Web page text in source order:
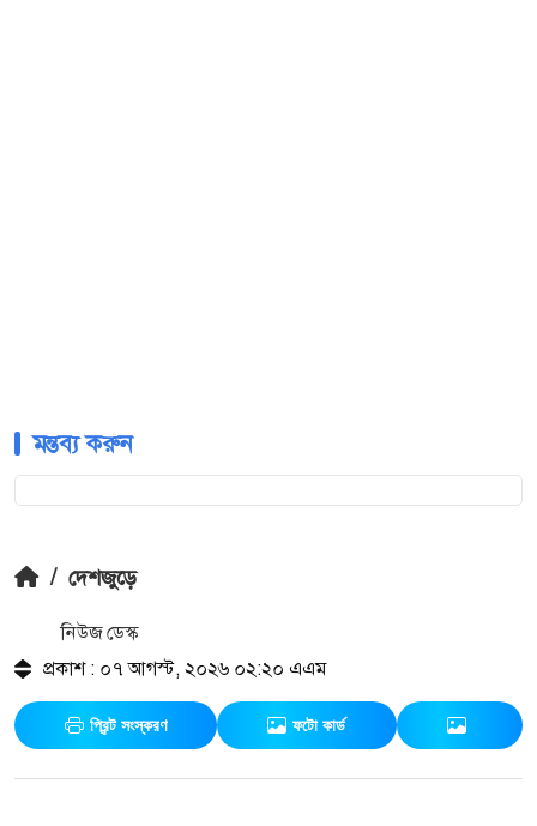
মন্তব্য করুন
/ দেশজুড়ে
নিউজ ডেস্ক
প্রকাশ : ০৭ আগস্ট, ২০২৬ ০২:২০ এএম
প্রিন্ট সংস্করণ ফটো কার্ড